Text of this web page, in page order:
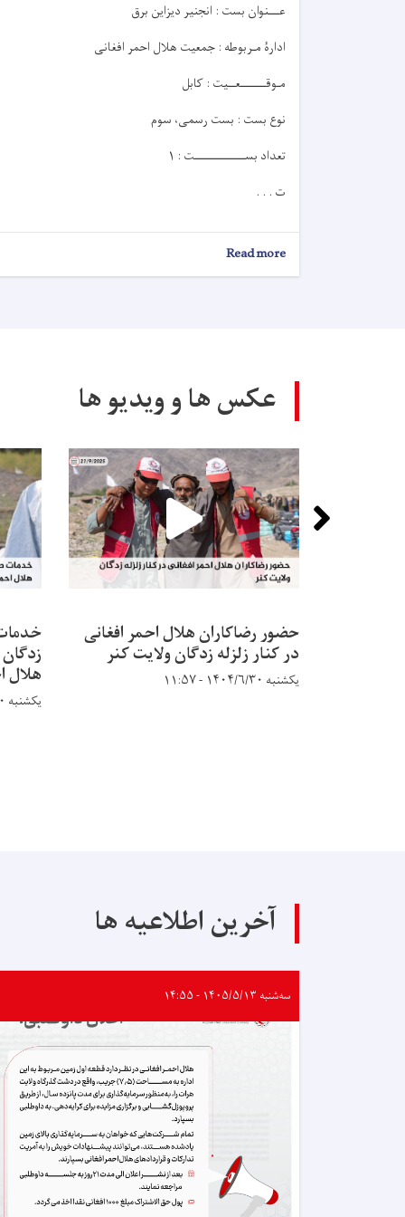
عـــنوان بست : انجنیر دیزاین برق
ادارۀ مـربوطه : جمعیت هلال احمر افغانی
مـوقـــــــعــيت : کابل
نوع بست : بست رسمی، سوم
تعداد بســــــــــــــت : ۱
ت . . .
Read more
اعلان
عکس ها و ویدیو ها
حضور رضاکاران هلال احمر افغانی
در کنار زلزله زدگان ولایت کنر
یکشنبه ۱۴۰۴/۶/۳۰ - ۱۱:۵۷ هلال
یکشنبه ۱۴۰۴/۶/۳۰ - ۱۱:۴۸
آخرین اطلاعیه ها
سه‌شنبه ۱۴۰۵/۵/۱۳ - ۱۴:۵۵